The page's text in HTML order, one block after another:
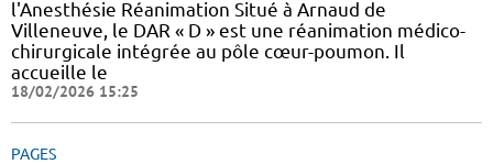
l'Anesthésie Réanimation Situé à Arnaud de
Villeneuve, le DAR « D » est une réanimation médico-
chirurgicale intégrée au pôle cœur-poumon. Il
accueille le
18/02/2026 15:25
PAGES